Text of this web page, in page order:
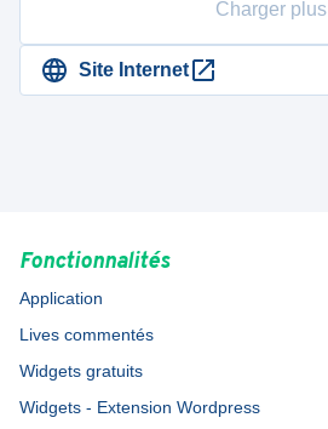
Charger plus
Site Internet
Fonctionnalités
Application
Lives commentés
Widgets gratuits
Widgets - Extension Wordpress